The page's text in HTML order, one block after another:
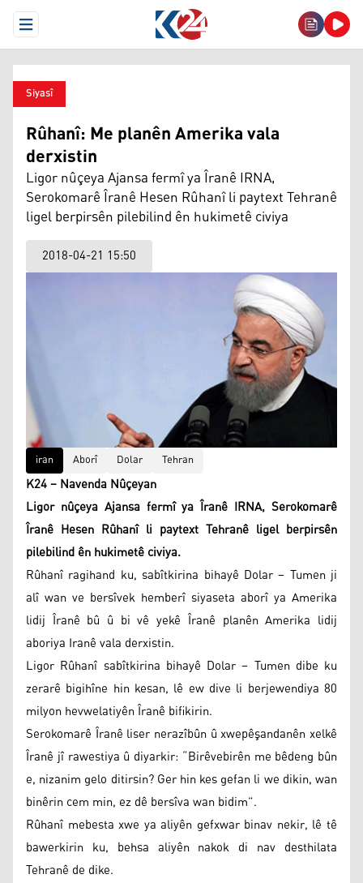
Open Menu
Siyasî
Rûhanî: Me planên Amerika vala
derxistin
Ligor nûçeya Ajansa fermî ya Îranê IRNA,
Serokomarê Îranê Hesen Rûhanî li paytext Tehranê
ligel berpirsên pilebilind ên hukimetê civiya
2018-04-21 15:50
iran Aborî Dolar Tehran
K24 – Navenda Nûçeyan
Ligor nûçeya Ajansa fermî ya Îranê IRNA, Serokomarê
Îranê Hesen Rûhanî li paytext Tehranê ligel berpirsên
pilebilind ên hukimetê civiya.
Rûhanî ragihand ku, sabîtkirina bihayê Dolar – Tumen ji
alî wan ve bersîvek hemberî siyaseta aborî ya Amerika
lidij Îranê bû û bi vê yekê Îranê planên Amerika lidij
aboriya Iranê vala derxistin.
Ligor Rûhanî sabîtkirina bihayê Dolar – Tumen dibe ku
zerarê bigihîne hin kesan, lê ew dive li berjewendiya 80
milyon hevwelatiyên Îranê bifikirin.
Serokomarê Îranê liser nerazîbûn û xwepêşandanên xelkê
Îranê jî rawestiya û diyarkir: “Birêvebirên me bêdeng bûn
e, nizanim gelo ditirsin? Ger hin kes gefan li we dikin, wan
binêrin cem min, ez dê bersîva wan bidim”.
Rûhanî mebesta xwe ya aliyên gefxwar binav nekir, lê tê
bawerkirin ku, behsa aliyên nakok di nav desthilata
Tehranê de dike.